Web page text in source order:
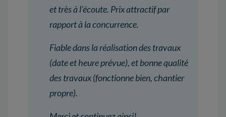
et très à l'écoute. Prix attractif par
rapport à la concurrence.
Fiable dans la réalisation des travaux
(date et heure prévue), et bonne qualité
des travaux (fonctionne bien, chantier
propre).